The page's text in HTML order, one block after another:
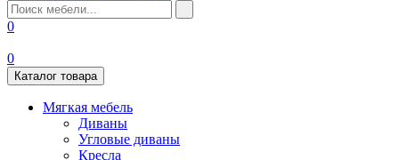
0
0
Каталог товара
Мягкая мебель
Диваны
Угловые диваны
Кресла